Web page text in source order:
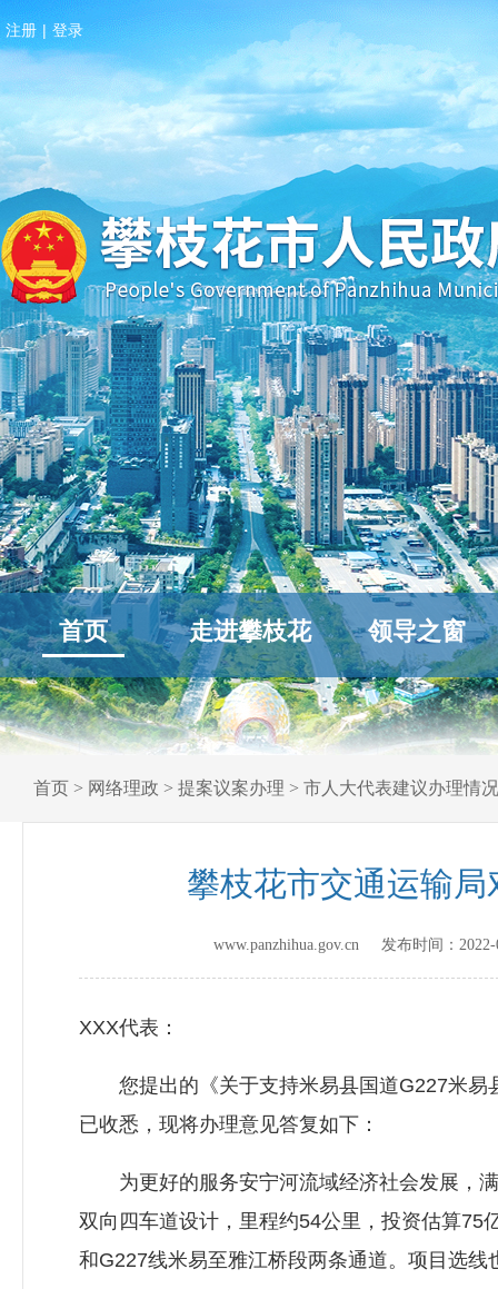
注册 | 登录
首页 走进攀枝花 领导之窗
首页 > 网络理政 > 提案议案办理 > 市人大代表建议办理情况
攀枝花市交通运输
www.panzhihua.gov.cn 发布时间：
XXX代表：
您提出的《关于支持米易县国道G227米易
已收悉，现将办理意见答复如下：
为更好的服务安宁河流域经济社会发展，满
双向四车道设计，里程约54公里，投资估算75
和G227线米易至雅江桥段两条通道。项目选